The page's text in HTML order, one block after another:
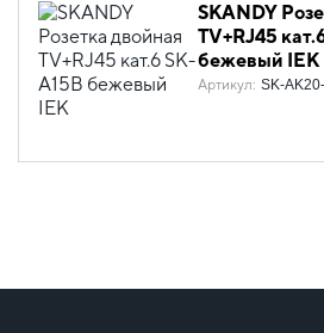
SKANDY
TV+RJ45
бежевый IEK
Артикул: SK-